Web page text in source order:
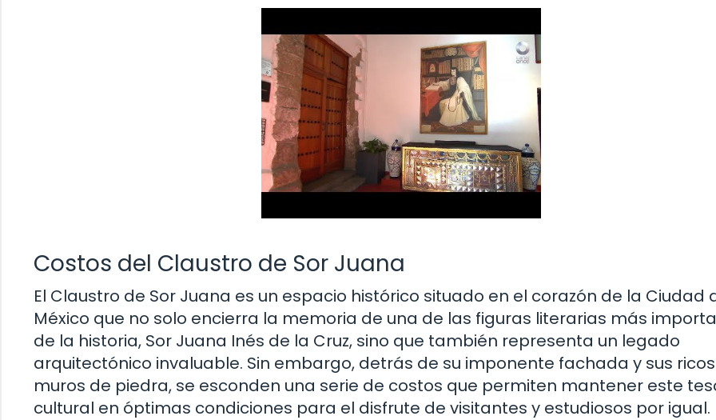
Costos del Claustro de Sor Juana
El Claustro de Sor Juana es un espacio histórico situado en el corazón de la Ciudad
México que no solo encierra la memoria de una de las figuras literarias más
de la historia, Sor Juana Inés de la Cruz, sino que también representa un legado
arquitectónico invaluable. Sin embargo, detrás de su imponente fachada y sus ricos
muros de piedra, se esconden una serie de costos que permiten mantener este
cultural en óptimas condiciones para el disfrute de visitantes y estudiosos por igual.